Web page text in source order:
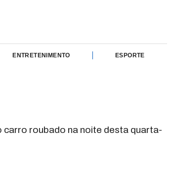
ENTRETENIMENTO ESPORTE
roubado na noite desta quarta-